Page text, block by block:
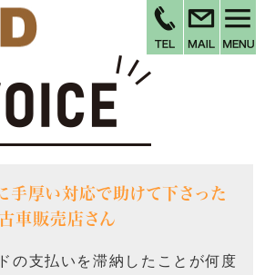
手厚い対応で助けて下さった
車販売店さん
の支払いを滞納したことが何度